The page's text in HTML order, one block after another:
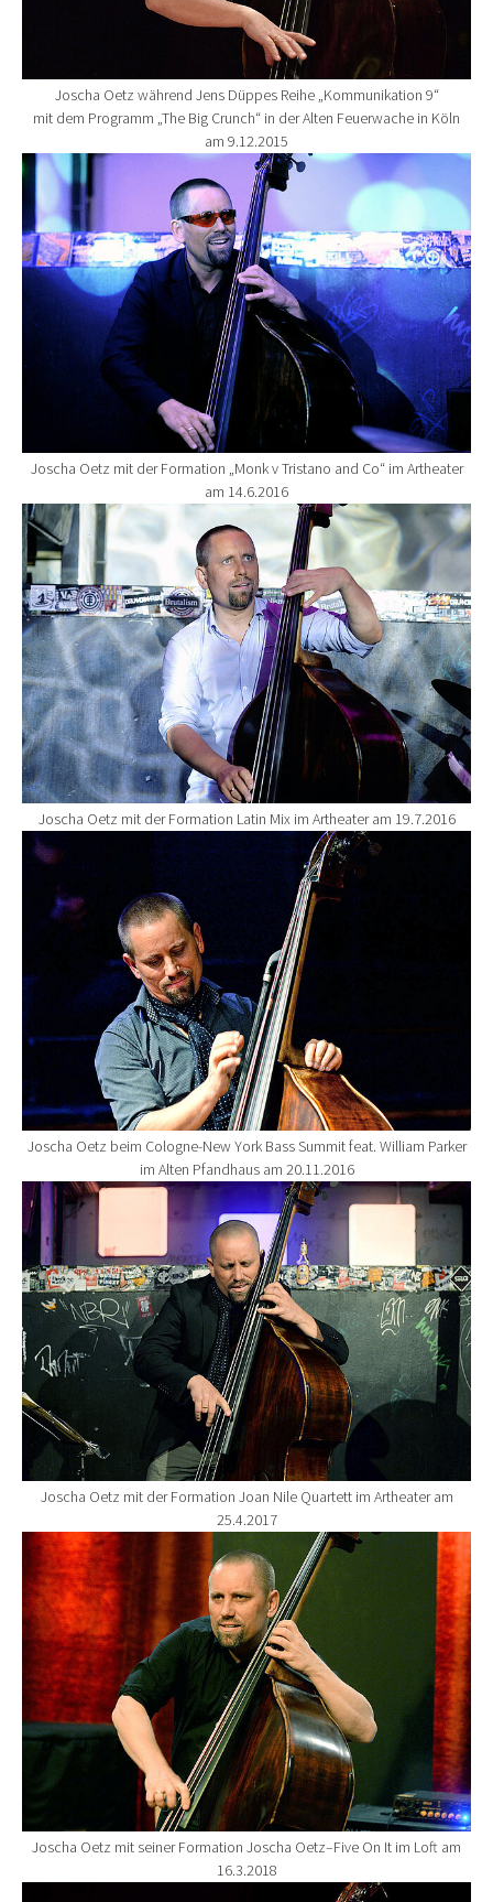
Joscha Oetz während Jens Düppes Reihe „Kommunikation 9“
mit dem Programm „The Big Crunch“ in der Alten Feuerwache in Köln
am 9.12.2015
Show larger version for:
Joscha Oetz mit der Formation „Monk v Tristano and Co“ im Artheater
am 14.6.2016
Show larger version for:
Joscha Oetz mit der Formation Latin Mix im Artheater am 19.7.2016
Show larger version for:
Joscha Oetz beim Cologne-New York Bass Summit feat. William Parker
im Alten Pfandhaus am 20.11.2016
Show larger version for:
Joscha Oetz mit der Formation Joan Nile Quartett im Artheater am
25.4.2017
Show larger version for:
Joscha Oetz mit seiner Formation Joscha Oetz–Five On It im Loft am
16.3.2018